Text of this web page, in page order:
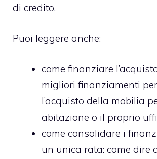
di credito.
Puoi leggere anche:
come finanziare
migliori finanziamenti
l’acquisto della mobilia
abitazione o il proprio
come consolidare i
un unica rata: come dire